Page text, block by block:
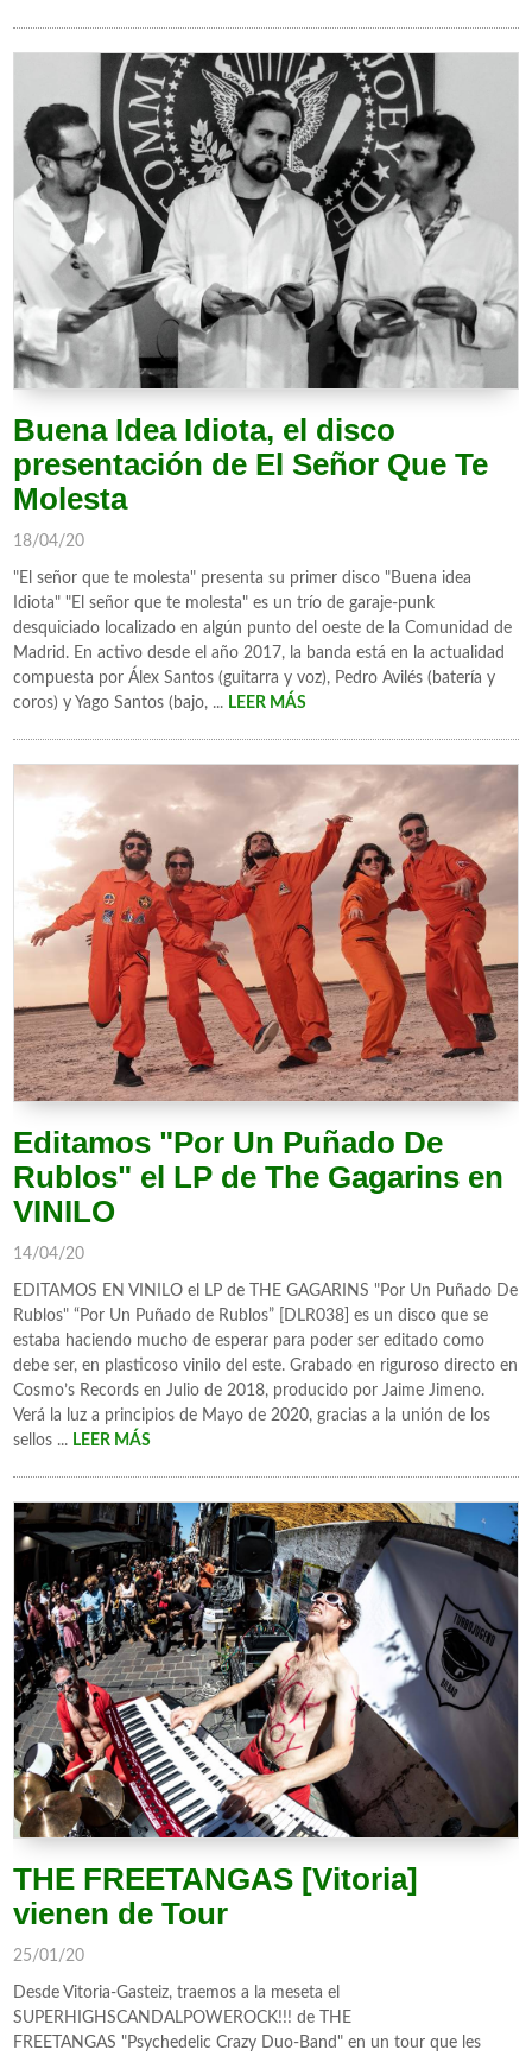
Buena Idea Idiota, el disco
presentación de El Señor Que Te
Molesta
18/04/20
"El señor que te molesta" presenta su primer disco "Buena idea
Idiota" "El señor que te molesta" es un trío de garaje-punk
desquiciado localizado en algún punto del oeste de la Comunidad de
Madrid. En activo desde el año 2017, la banda está en la actualidad
compuesta por Álex Santos (guitarra y voz), Pedro Avilés (batería y
coros) y Yago Santos (bajo, ... LEER MÁS
Editamos "Por Un Puñado De
Rublos" el LP de The Gagarins en
VINILO
14/04/20
EDITAMOS EN VINILO el LP de THE GAGARINS "Por Un Puñado De
Rublos" “Por Un Puñado de Rublos” [DLR038] es un disco que se
estaba haciendo mucho de esperar para poder ser editado como
debe ser, en plasticoso vinilo del este. Grabado en riguroso directo en
Cosmo’s Records en Julio de 2018, producido por Jaime Jimeno.
Verá la luz a principios de Mayo de 2020, gracias a la unión de los
sellos ... LEER MÁS
THE FREETANGAS [Vitoria]
vienen de Tour
25/01/20
Desde Vitoria-Gasteiz, traemos a la meseta el
SUPERHIGHSCANDALPOWEROCK!!! de THE
FREETANGAS "Psychedelic Crazy Duo-Band" en un tour que les